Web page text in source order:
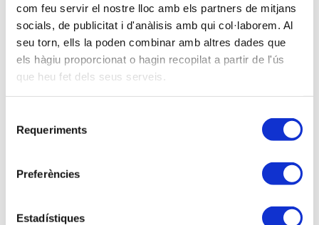
com feu servir el nostre lloc amb els partners de mitjans
socials, de publicitat i d'anàlisis amb qui col·laborem. Al
seu torn, ells la poden combinar amb altres dades que
els hàgiu proporcionat o hagin recopilat a partir de l'ús
que heu fet dels seus serveis.
Requeriments
Preferències
Estadístiques
Amb inscripció de pagament
Modalitat sense definir
No associats:75,00 €
Universitaris:0,00 €
Sr. VICENTE ARBONA MAS. Delegat AEAT a